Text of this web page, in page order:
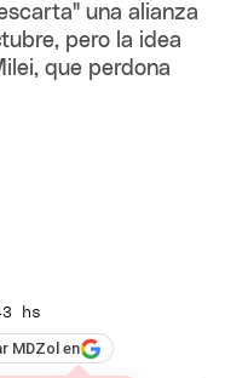
una alianza
pero la idea
que perdona
hs
MDZol en